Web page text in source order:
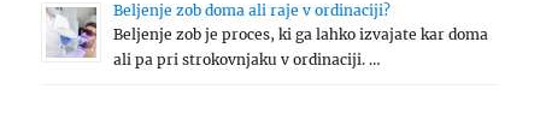
Beljenje zob doma ali raje v ordinaciji?
Beljenje zob je proces, ki ga lahko izvajate kar doma
ali pa pri strokovnjaku v ordinaciji. …